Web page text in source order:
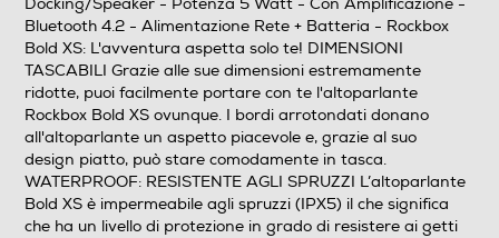
Sveglia
Connessioni
Wireless
Docking/Speaker - Potenza 5 Watt - Con Amplificazione -
Bluetooth 4.2 - Alimentazione Rete + Batteria - Rockbox
Bold XS: L'avventura aspetta solo te! DIMENSIONI
TASCABILI Grazie alle sue dimensioni estremamente
ridotte, puoi facilmente portare con te l'altoparlante
Rockbox Bold XS ovunque. I bordi arrotondati donano
all'altoparlante un aspetto piacevole e, grazie al suo
design piatto, può stare comodamente in tasca.
WATERPROOF: RESISTENTE AGLI SPRUZZI L’altoparlante
Bold XS è impermeabile agli spruzzi (IPX5) il che significa
che ha un livello di protezione in grado di resistere ai getti